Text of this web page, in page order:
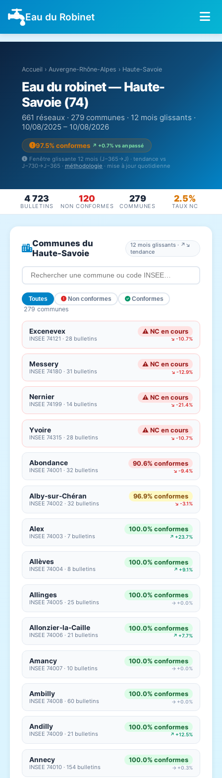
Eau du Robinet
Accueil › Auvergne-Rhône-Alpes › Haute-Savoie
Eau du robinet — Haute-
Savoie (74)
661 réseaux · 279 communes · 12 mois glissants ·
10/08/2025 – 10/08/2026
97.5% conformes ↗ +0.7% vs an passé
Fenêtre glissante 12 mois (J−365→J) · tendance vs
J−730→J−365 · méthodologie · mise à jour quotidienne
4 723
BULLETINS
120
NON CONFORMES
279
COMMUNES
2.5%
TAUX NC
Communes du
Haute-Savoie
12 mois glissants · ↗↘
tendance
Toutes Non conformes Conformes
279 communes
Excenevex
INSEE 74121 · 28 bulletins
⚠ NC en cours
↘ -10.7%
Messery
INSEE 74180 · 31 bulletins
⚠ NC en cours
↘ -12.9%
Nernier
INSEE 74199 · 14 bulletins
⚠ NC en cours
↘ -21.4%
Yvoire
INSEE 74315 · 28 bulletins
⚠ NC en cours
↘ -10.7%
Abondance
INSEE 74001 · 32 bulletins
90.6% conformes
↘ -9.4%
Alby-sur-Chéran
INSEE 74002 · 32 bulletins
96.9% conformes
↘ -3.1%
Alex
INSEE 74003 · 7 bulletins
100.0% conformes
↗ +23.7%
Allèves
INSEE 74004 · 8 bulletins
100.0% conformes
↗ +9.1%
Allinges
INSEE 74005 · 25 bulletins
100.0% conformes
→ +0.0%
Allonzier-la-Caille
INSEE 74006 · 21 bulletins
100.0% conformes
↗ +7.7%
Amancy
INSEE 74007 · 10 bulletins
100.0% conformes
→ +0.0%
Ambilly
INSEE 74008 · 60 bulletins
100.0% conformes
→ +0.0%
Andilly
INSEE 74009 · 21 bulletins
100.0% conformes
↗ +12.5%
Annecy
INSEE 74010 · 154 bulletins
100.0% conformes
→ +0.3%